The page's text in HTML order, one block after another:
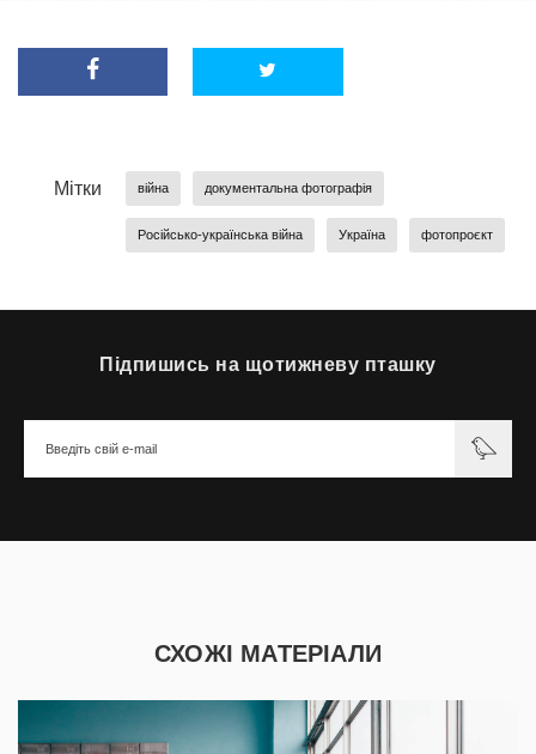
Мітки війна документальна фотографія
Російсько-українська війна Україна фотопроєкт
Підпишись на щотижневу пташку
СХОЖІ МАТЕРІАЛИ